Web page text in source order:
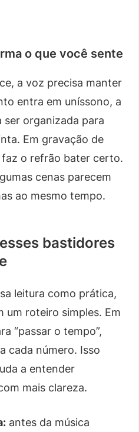
o que você sente
a voz precisa manter
entra em uníssono, a
organizada para
Em gravação de
faz o refrão bater certo.
cenas parecem
ao mesmo tempo.
bastidores
leitura como prática,
um roteiro simples. Em
“passar o tempo”,
cada número. Isso
a entender
mais clareza.
antes da música